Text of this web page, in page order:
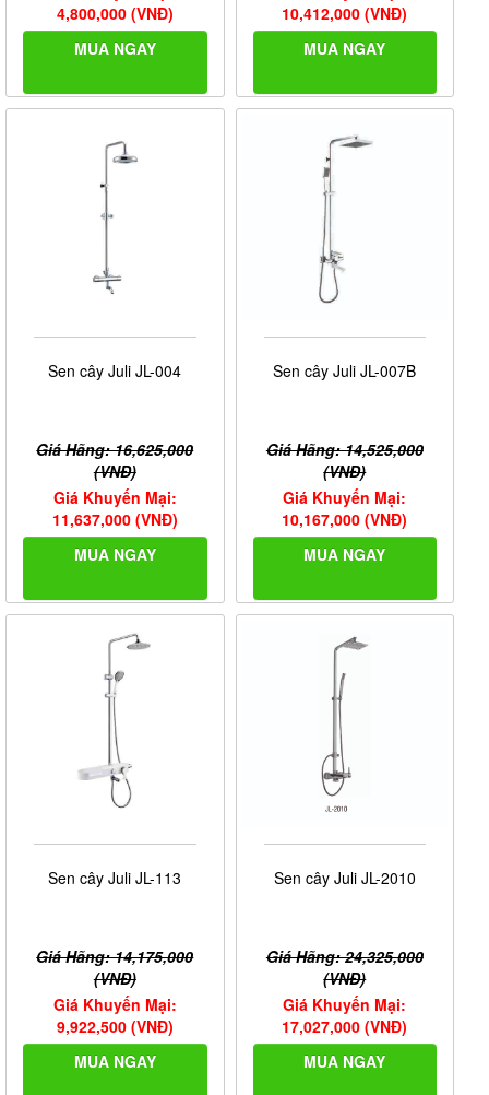
4,800,000 (VNĐ)
MUA NGAY
10,412,000 (VNĐ)
MUA NGAY
Sen cây Juli JL-004
Giá Hãng: 16,625,000
(VNĐ)
Giá Khuyến Mại:
11,637,000 (VNĐ)
MUA NGAY
Sen cây Juli JL-007B
Giá Hãng: 14,525,000
(VNĐ)
Giá Khuyến Mại:
10,167,000 (VNĐ)
MUA NGAY
Sen cây Juli JL-113
Giá Hãng: 14,175,000
(VNĐ)
Giá Khuyến Mại:
9,922,500 (VNĐ)
MUA NGAY
Sen cây Juli JL-2010
Giá Hãng: 24,325,000
(VNĐ)
Giá Khuyến Mại:
17,027,000 (VNĐ)
MUA NGAY